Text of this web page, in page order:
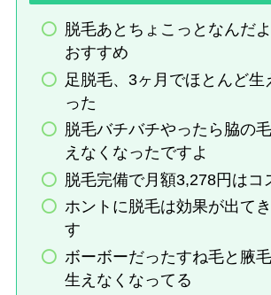
脱毛あとちょこっとなんだ
おすすめ
足脱毛、3ヶ月でほとんど生
った
脱毛バチバチやったら脇の
えなくなったですよ
脱毛完備で月額3,278円はコ
ホントに脱毛は効果が出て
す
ボーボーだったすね毛と腋
生えなくなってる